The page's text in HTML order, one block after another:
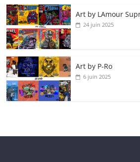
Art by LAmour
24 juin 2025
Art by P‑Ro
6 juin 2025